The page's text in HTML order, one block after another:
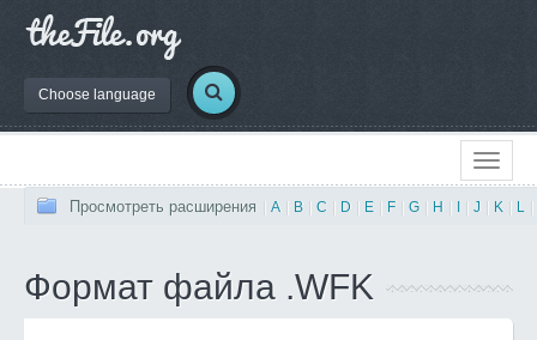
Choose language
Просмотреть расширения A B C D E F G H J K L
Формат файла .WFK